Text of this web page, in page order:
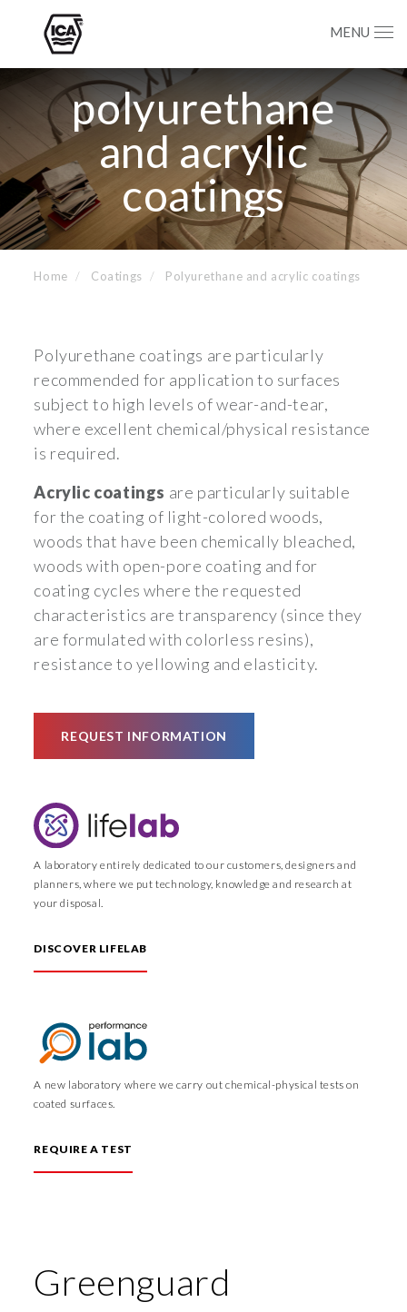
MENU
polyurethane
and acrylic
coatings
Home Coatings Polyurethane and acrylic coatings
Polyurethane coatings are particularly
recommended for application to surfaces
subject to high levels of wear-and-tear,
where excellent chemical/physical resistance
is required.
Acrylic coatings are particularly suitable
for the coating of light-colored woods,
woods that have been chemically bleached,
woods with open-pore coating and for
coating cycles where the requested
characteristics are transparency (since they
are formulated with colorless resins),
resistance to yellowing and elasticity.
REQUEST INFORMATION
A laboratory entirely dedicated to our customers, designers and
planners, where we put technology, knowledge and research at
your disposal.
DISCOVER LIFELAB
A new laboratory where we carry out chemical-physical tests on
coated surfaces.
REQUIRE A TEST
Greenguard